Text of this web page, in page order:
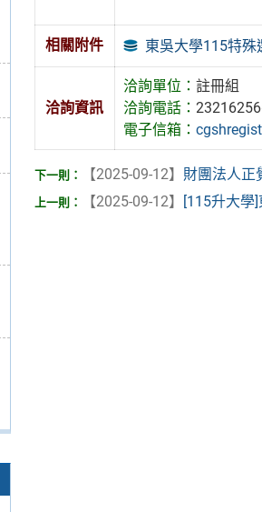
相關附件 東吳大學115特殊
洽詢資訊
洽詢單位：註冊組
洽詢電話：
電子信箱：
【2025-09-12】 財團法人正
【2025-09-12】
[115升大學